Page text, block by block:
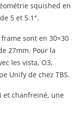
squished en
5 et 5.1″.
sont en 30×30
27mm. Pour la
les vista, O3,
Unify de chez TBS.
et chanfreiné, une